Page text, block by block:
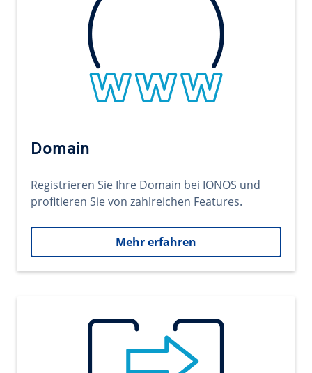
Domain
Registrieren Sie Ihre Domain bei IONOS und
profitieren Sie von zahlreichen Features.
Mehr erfahren